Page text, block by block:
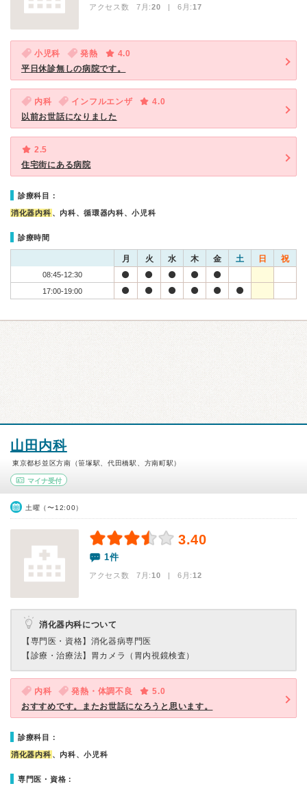
アクセス数 7月:20 | 6月:17
小児科 発熱
4.0
平日休診無しの病院です。
内科 インフルエンザ
4.0
以前お世話になりました
2.5
住宅街にある病院
診療科目：
消化器内科 、内科、循環器内科、小児科
診療時間
月 火 水 木 金 土 日 祝
08:45-12:30
17:00-19:00
山田内科
東京都杉並区方南（笹塚駅、代田橋駅、方南町駅）
マイナ受付
土曜（〜12:00）
3.40
1件
アクセス数 7月:10 | 6月:12
消化器内科について
【専門医・資格】 消化器病専門医
【診療・治療法】 胃カメラ（胃内視鏡検査）
内科 発熱・体調不良
5.0
おすすめです。またお世話になろうと思います。
診療科目：
消化器内科 、内科、小児科
専門医・資格：